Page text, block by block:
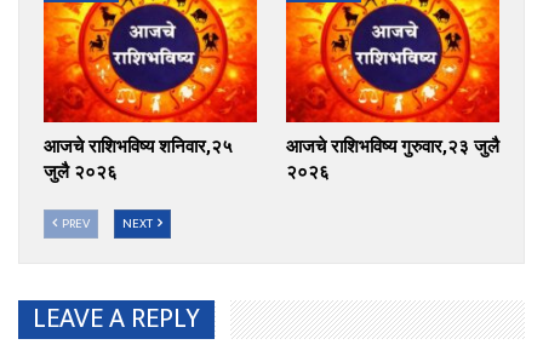
आजचे राशिभविष्य शनिवार,२५
जुलै २०२६
आजचे राशिभविष्य गुरुवार,२३ जुलै
२०२६
PREV NEXT
LEAVE A REPLY